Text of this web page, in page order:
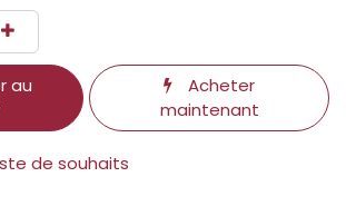
au
Acheter
maintenant
de souhaits